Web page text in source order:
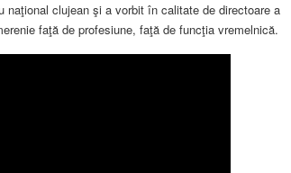
clujean şi a vorbit în calitate de directoare a
faţă de profesiune, faţă de funcţia vremelnică.